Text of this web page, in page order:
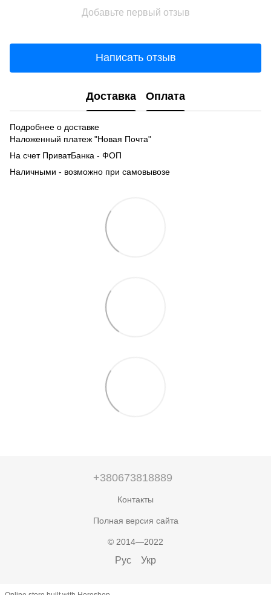
Добавьте первый отзыв
Написать отзыв
Доставка Оплата
Подробнее о доставке
Наложенный платеж "Новая Почта"
На счет ПриватБанка - ФОП
Наличными - возможно при самовывозе
+380673818889
Контакты
Полная версия сайта
© 2014—2022
Рус Укр